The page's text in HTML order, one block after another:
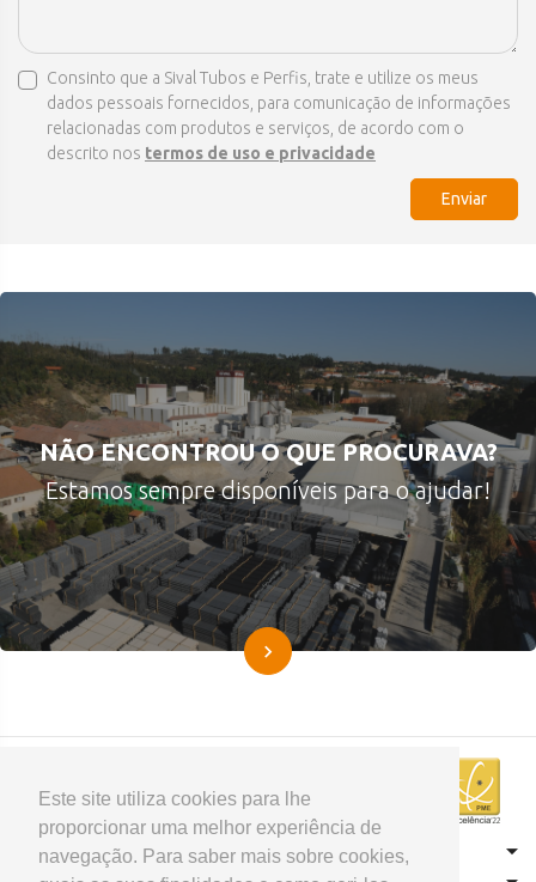
Este site utiliza cookies para lhe
proporcionar uma melhor experiência de
navegação. Para saber mais sobre cookies,
Consinto que a Sival Tubos e Perfis, trate e utilize os meus
dados pessoais fornecidos, para comunicação de informações
relacionadas com produtos e serviços, de acordo com o
descrito nos termos de uso e privacidade
Enviar
NÃO ENCONTROU O QUE PROCURAVA?
Estamos sempre disponíveis para o ajudar!
CONTACTOS